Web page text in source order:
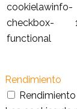
cookielawinfo-
checkbox-
functional
Rendimiento
Rendimiento